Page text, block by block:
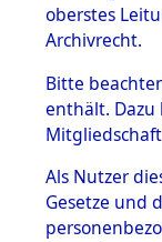
BESTÄNDE
1.
mente
5.
oberstes
Archivrecht.
Bitte
enthält. Dazu
Als Nutzer
Gesetze und